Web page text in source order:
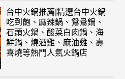
台中火鍋推薦|精選台中火鍋
吃到飽、麻辣鍋、鴛鴦鍋、
石頭火鍋、酸菜白肉鍋、海
鮮鍋、燒酒雞、麻油雞、壽
喜燒等熱門人氣火鍋店